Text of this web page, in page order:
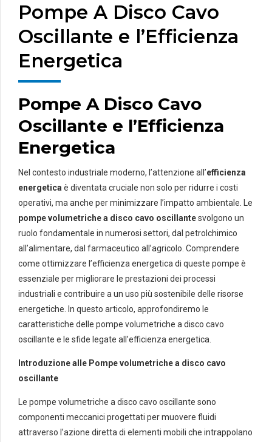
Pompe A Disco Cavo
Oscillante e l’Efficienza
Energetica
Pompe A Disco Cavo
Oscillante e l’Efficienza
Energetica
Nel contesto industriale moderno, l’attenzione all’efficienza
energetica è diventata cruciale non solo per ridurre i costi
operativi, ma anche per minimizzare l’impatto ambientale. Le
pompe volumetriche a disco cavo oscillantesvolgono un
ruolo fondamentale in numerosi settori, dal petrolchimico
all’alimentare, dal farmaceutico all’agricolo. Comprendere
come ottimizzare l’efficienza energetica di queste pompe è
essenziale per migliorare le prestazioni dei processi
industriali e contribuire a un uso più sostenibile delle risorse
energetiche. In questo articolo, approfondiremo le
caratteristiche delle pompe volumetriche a disco cavo
oscillante e le sfide legate all’efficienza energetica.
Introduzione alle Pompe volumetriche a disco cavo
oscillante
Le pompe volumetriche a disco cavo oscillante sono
componenti meccanici progettati per muovere fluidi
attraverso l’azione diretta di elementi mobili che intrappolano